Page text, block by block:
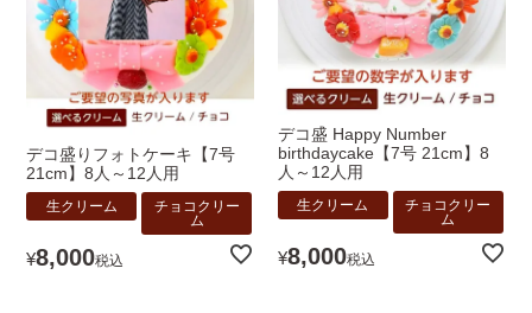
デコ盛りフォトケーキ【7号
21cm】8人～12人用
生クリーム
チョコクリー
ム
¥8,000税込
デコ盛 Happy Number
birthdaycake【7号 21cm】8
人～12人用
生クリーム
チョコクリー
ム
¥8,000税込